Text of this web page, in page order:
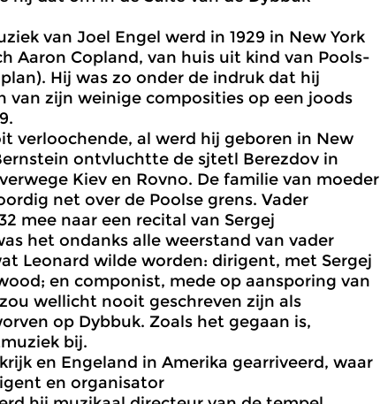
van Joel Engel werd in 1929 in New York
Aaron Copland, van huis uit kind van Pools-
Hij was zo onder de indruk dat hij
van zijn weinige composities op een joods
verloochende, al werd hij geboren in New
ontvluchtte de sjtetl Berezdov in
Kiev en Rovno. De familie van moeder
net over de Poolse grens. Vader
mee naar een recital van Sergej
het ondanks alle weerstand van vader
Leonard wilde worden: dirigent, met Sergej
en componist, mede op aansporing van
wellicht nooit geschreven zijn als
op Dybbuk. Zoals het gegaan is,
bij.
en Engeland in Amerika gearriveerd, waar
en organisator